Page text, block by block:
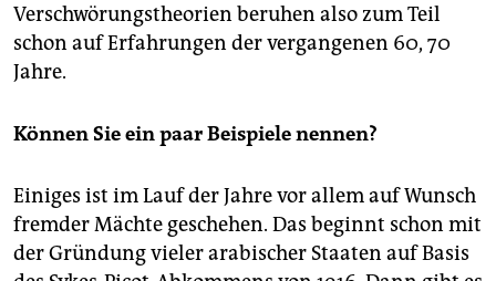
Verschwörungstheorien beruhen also zum Teil
schon auf Erfahrungen der vergangenen 60, 70
Jahre.
Können Sie ein paar Beispiele nennen?
Einiges ist im Lauf der Jahre vor allem auf Wunsch
fremder Mächte geschehen. Das beginnt schon mit
der Gründung vieler arabischer Staaten auf Basis